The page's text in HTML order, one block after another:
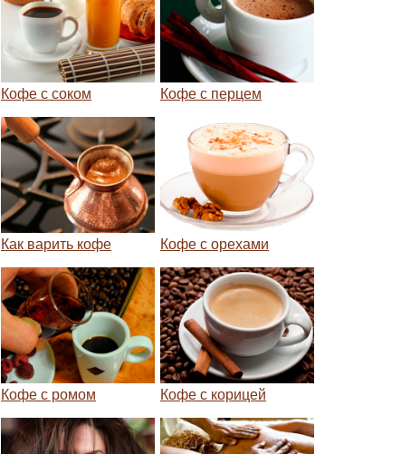
Кофе с соком Кофе с перцем
Как варить кофе Кофе с орехами
Кофе с ромом Кофе с корицей